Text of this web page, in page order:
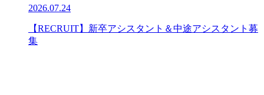
2026.07.24
【RECRUIT】新卒アシスタント＆中途アシスタント募
集